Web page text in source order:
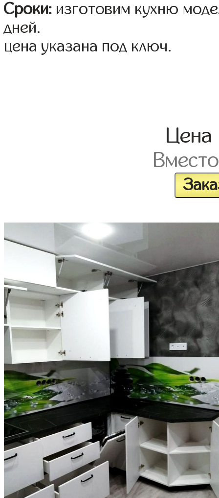
Сроки: изготовим кухню
дней.
цена указана под ключ.
Цена
Вместо